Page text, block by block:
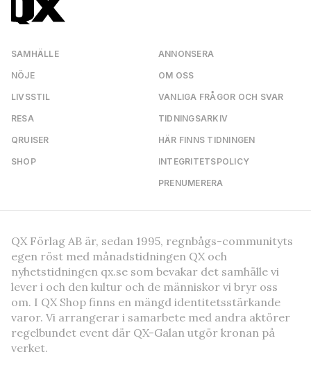
SAMHÄLLE
NÖJE
LIVSSTIL
RESA
QRUISER
SHOP
ANNONSERA
OM OSS
VANLIGA FRÅGOR OCH SVAR
TIDNINGSARKIV
HÄR FINNS TIDNINGEN
INTEGRITETSPOLICY
PRENUMERERA
QX Förlag AB är, sedan 1995, regnbågs-communityts
egen röst med månadstidningen QX och
nyhetstidningen qx.se som bevakar det samhälle vi
lever i och den kultur och de människor vi bryr oss
om. I QX Shop finns en mängd identitetsstärkande
varor. Vi arrangerar i samarbete med andra aktörer
regelbundet event där QX-Galan utgör kronan på
verket.